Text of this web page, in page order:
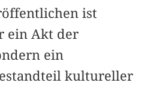
ist
ein Akt der
ein
kultureller